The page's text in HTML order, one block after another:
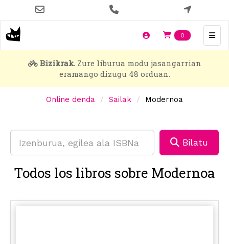
main
content
0 Items en
Bizikrak.Zure liburua modu jasangarrian
eramango dizugu 48 orduan.
Online denda Sailak Modernoa
Bilatu
Todos los libros sobre Modernoa